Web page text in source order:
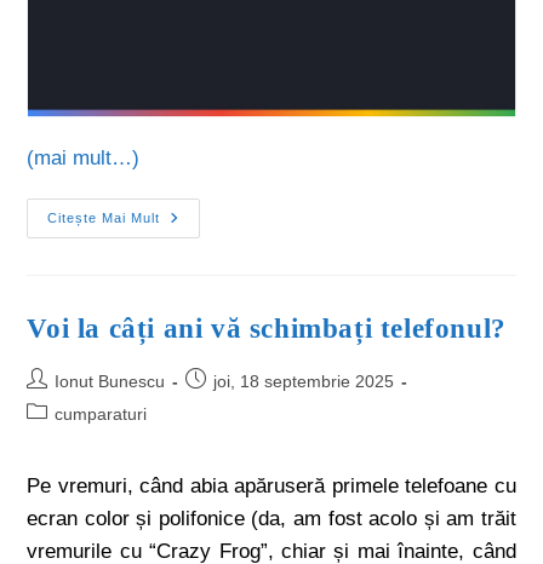
(mai mult…)
Citește Mai Mult
Voi la câți ani vă schimbați telefonul?
Ionut Bunescu
joi, 18 septembrie 2025
cumparaturi
Pe vremuri, când abia apăruseră primele telefoane cu
ecran color și polifonice (da, am fost acolo și am trăit
vremurile cu “Crazy Frog”, chiar și mai înainte, când